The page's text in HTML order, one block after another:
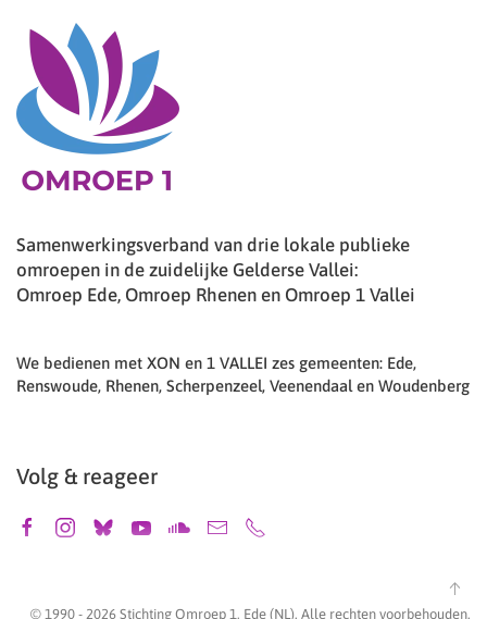
Samenwerkingsverband van drie lokale publieke
omroepen in de zuidelijke Gelderse Vallei:
Omroep Ede, Omroep Rhenen en Omroep 1 Vallei
We bedienen met XON en 1 VALLEI zes gemeenten: Ede,
Renswoude, Rhenen, Scherpenzeel, Veenendaal en Woudenberg
Volg & reageer
© 1990 - 2026 Stichting Omroep 1, Ede (NL). Alle rechten voorbehouden.